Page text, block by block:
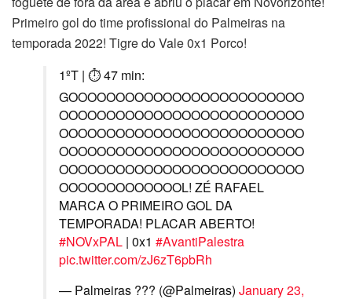
Primeiro gol do time profissional do Palmeiras na
temporada 2022! Tigre do Vale 0x1 Porco!
1ºT | ⏱ 47 min:
GOOOOOOOOOOOOOOOOOOOOOOOOO
OOOOOOOOOOOOOOOOOOOOOOOOOO
OOOOOOOOOOOOOOOOOOOOOOOOOO
OOOOOOOOOOOOOOOOOOOOOOOOOO
OOOOOOOOOOOOOOOOOOOOOOOOOO
OOOOOOOOOOOOOL! ZÉ RAFAEL
MARCA O PRIMEIRO GOL DA
TEMPORADA! PLACAR ABERTO!
#NOVxPAL | 0x1 #AvantiPalestra
pic.twitter.com/zJ6zT6pbRh
— Palmeiras ??? (@Palmeiras) January 23,